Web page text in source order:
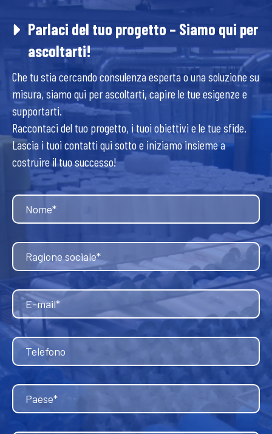
Parlaci del tuo progetto – Siamo qui per
ascoltarti!
Che tu stia cercando consulenza esperta o una soluzione su
misura, siamo qui per ascoltarti, capire le tue esigenze e
supportarti.
Raccontaci del tuo progetto, i tuoi obiettivi e le tue sfide.
Lascia i tuoi contatti qui sotto e iniziamo insieme a
costruire il tuo successo!